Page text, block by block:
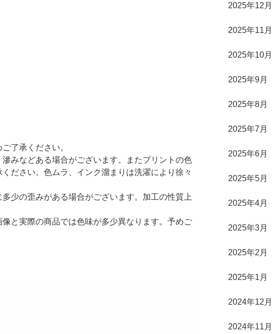
了承ください。
みなどある場合がございます。またプリントの色
ださい。色ムラ、インク溜まりは洗濯により徐々
少の歪みがある場合がございます。加工の性質上
と実際の商品では色味が多少異なります。予めご
2025年12月
2025年11月
2025年10月
2025年9月
2025年8月
2025年7月
2025年6月
2025年5月
2025年4月
2025年3月
2025年2月
2025年1月
2024年12月
2024年11月